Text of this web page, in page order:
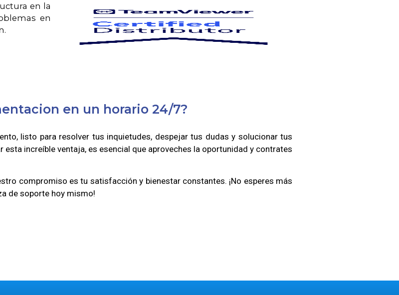
en la
en
en un horario 24/7?
listo para resolver tus inquietudes, despejar tus dudas y solucionar tus
increíble ventaja, es esencial que aproveches la oportunidad y contrates
compromiso es tu satisfacción y bienestar constantes. ¡No esperes más
de soporte hoy mismo!